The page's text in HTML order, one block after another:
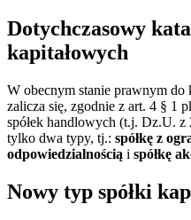
Dotychczasowy
kapitałowych
W obecnym stanie prawnym do
zalicza się, zgodnie z art. 4 § 1
spółek handlowych (t.j. Dz.U.
tylko dwa typy, tj.: spółkę z
odpowiedzialnością i spółkę
Nowy typ spółki